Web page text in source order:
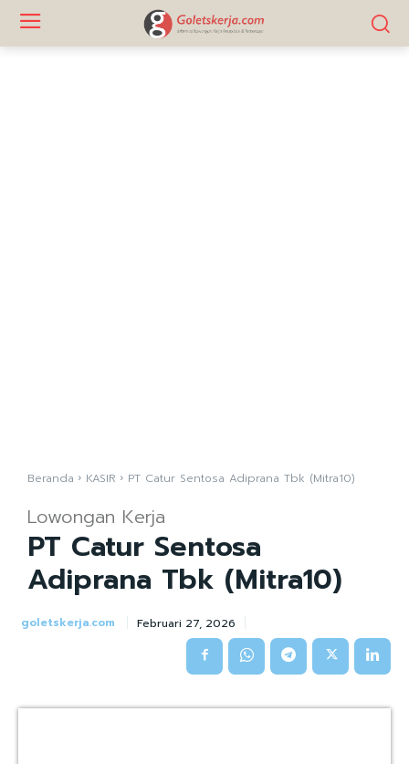
Beranda KASIR PT Catur Sentosa Adiprana Tbk (Mitra10)
Lowongan Kerja
PT Catur Sentosa
Adiprana Tbk (Mitra10)
goletskerja.com Februari 27, 2026